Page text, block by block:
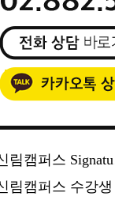
림캠퍼스
림캠퍼스 수강